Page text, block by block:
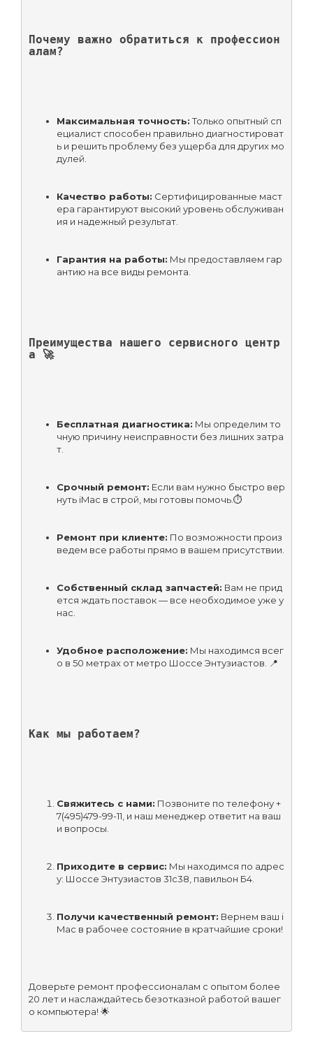
Почему важно обратиться к профессион
алам?
Максимальная точность: Только опытный сп
ециалист способен правильно диагностироват
ь и решить проблему без ущерба для других мо
дулей.
Качество работы: Сертифицированные маст
ера гарантируют высокий уровень обслуживан
ия и надежный результат.
Гарантия на работы: Мы предоставляем гар
антию на все виды ремонта.
Преимущества нашего сервисного центр
а 🚀
Бесплатная диагностика: Мы определим то
чную причину неисправности без лишних затра
т.
Срочный ремонт: Если вам нужно быстро вер
нуть iMac в строй, мы готовы помочь.⏱️
Ремонт при клиенте: По возможности произ
ведем все работы прямо в вашем присутствии.
Собственный склад запчастей: Вам не прид
ется ждать поставок — все необходимое уже у
нас.
Удобное расположение: Мы находимся всег
о в 50 метрах от метро Шоссе Энтузиастов. 📍
Как мы работаем?
Свяжитесь с нами: Позвоните по телефону +
7(495)479-99-11, и наш менеджер ответит на ваш
и вопросы.
Приходите в сервис: Мы находимся по адрес
у: Шоссе Энтузиастов 31с38, павильон Б4.
Получи качественный ремонт: Вернем ваш i
Mac в рабочее состояние в кратчайшие сроки!
Доверьте ремонт профессионалам с опытом более
20 лет и наслаждайтесь безотказной работой вашег
о компьютера! 🌟